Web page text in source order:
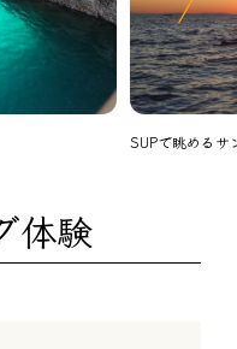
SUPで眺めるサ
体験